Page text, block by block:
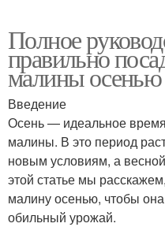
Полное
правильно
малины осенью
Введение
Осень — идеальное
малины. В это период
новым условиям, а
этой статье мы
малину осенью, чтобы
обильный урожай.